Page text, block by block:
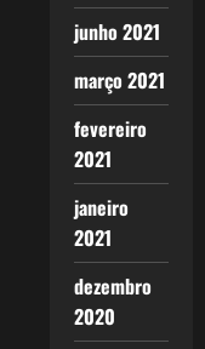
junho 2021
março 2021
fevereiro
2021
janeiro
2021
dezembro
2020